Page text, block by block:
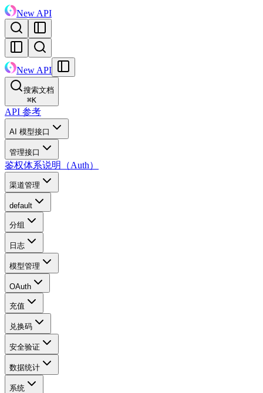
New API
New API
搜索文档
⌘K
API 参考
AI 模型接口
管理接口
鉴权体系说明（Auth）
渠道管理
default
分组
日志
模型管理
OAuth
充值
兑换码
安全验证
数据统计
系统